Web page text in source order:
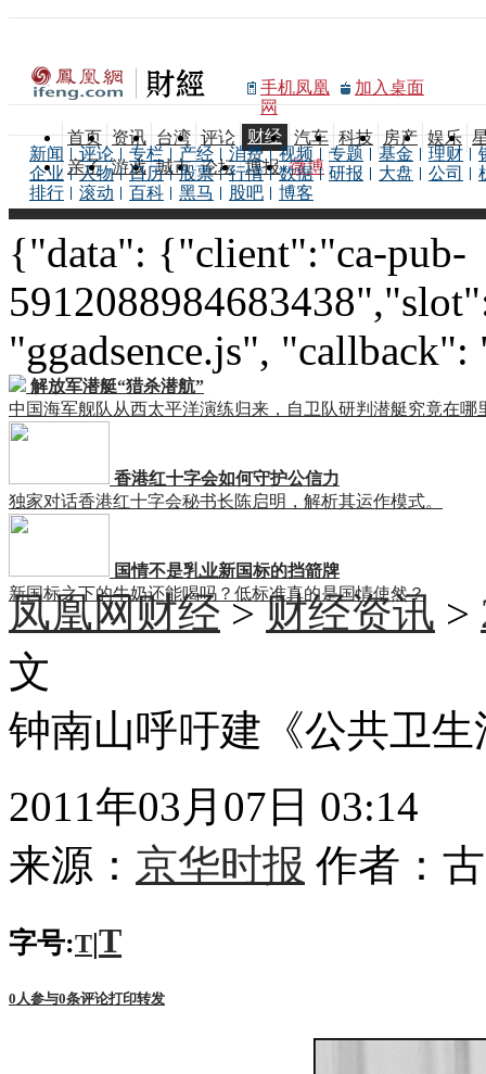
手机凤凰
网
加入桌面
首页 资讯 台湾 评论 财经 汽车 科技 房产 娱乐
亲子 游戏 城市 论坛 博报 微博
新闻 评论 专栏 产经 消费 视频 专题 基金 理财
企业
人物 日历 股票 行情 数据 研报 大盘 公司
排行
滚动 百科 黑马 股吧 博客
{"data": {"client":"ca-pub-
"ggadsence.js", "callback":
解放军潜艇“猎杀潜航”
中国海军舰队从西太平洋演练归来，自卫队研判潜艇究竟在哪
香港红十字会如何守护公信力
独家对话香港红十字会秘书长陈启明，解析其运作模式。
国情不是乳业新国标的挡箭牌
新国标之下的牛奶还能喝吗？低标准真的是国情使然？
凤凰网财经>财经资讯 >
文
钟南山呼吁建《公共卫生
2011年03月07日 03:14
来源： 京华时报 作者：
字号:T|T
0 人参与0条评论打印转发